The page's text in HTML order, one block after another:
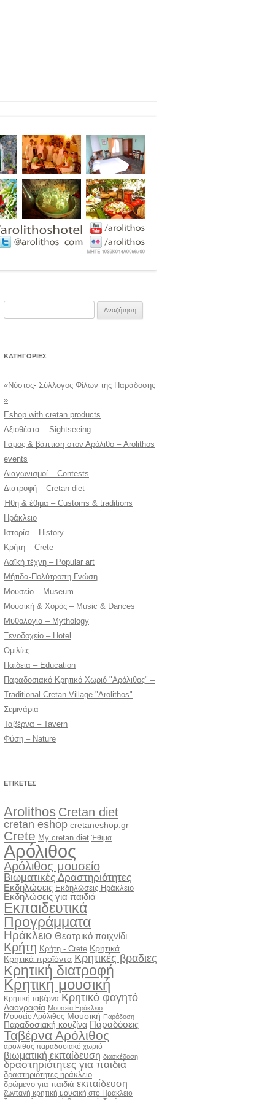
KΑΤΗΓΟΡΊΕΣ
«Νόστος- Σύλλογος Φίλων της Παράδοσης
»
Eshop with cretan products
Αξιοθέατα – Sightseeing
Γάμος & βάπτιση στον Αρόλιθο – Arolithos
events
Διαγωνισμοί – Contests
Διατροφή – Cretan diet
Ήθη & έθιμα – Customs & traditions
Ηράκλειο
Ιστορία – History
Κρήτη – Crete
Λαϊκή τέχνη – Popular art
Μήτιδα-Πολύτροπη Γνώση
Μουσείο – Museum
Μουσική & Χορός – Music & Dances
Μυθολογία – Mythology
Ξενοδοχείο – Hotel
Ομιλίες
Παιδεία – Education
Παραδοσιακό Κρητικό Χωριό "Αρόλιθος" –
Traditional Cretan Village "Arolithos"
Σεμινάρια
Ταβέρνα – Tavern
Φύση – Nature
ΕΤΙΚΈΤΕΣ
Arolithos Cretan diet
cretan eshop cretaneshop.gr
Crete My cretan diet Έθιμα
Αρόλιθος
Αρόλιθος μουσείο
Βιωματικές Δραστηριότητες
Εκδηλώσεις Εκδηλώσεις Ηράκλειο
Εκδηλώσεις για παιδιά
Εκπαιδευτικά
Προγράμματα
Ηράκλειο Θεατρικό παιχνίδι
Κρήτη Κρήτη - Crete Κρητικά
Κρητικά προϊόντα Κρητικές βραδιες
Κρητική διατροφή
Κρητική μουσική
Κρητική ταβέρνα Κρητικό φαγητό
Λαογραφία Μουσεία Ηράκλειο
Μουσείο Αρόλιθος Μουσική Παράδοση
Παραδοσιακή κουζίνα Παραδόσεις
Ταβέρνα Αρόλιθος
αρολιθος παραδοσιακό χωριό
βιωματική εκπαίδευση διασκέδαση
δραστηριότητες για παιδιά
δραστηριότητες ηράκλειο
δρώμενο για παιδιά εκπαίδευση
ζωντανή κρητική μουσική στο Ηράκλειο